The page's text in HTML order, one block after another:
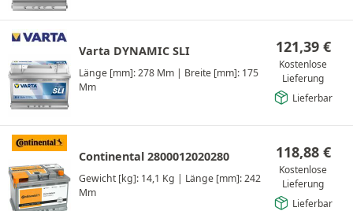
Varta DYNAMIC SLI
Länge [mm]: 278 Mm | Breite [mm]: 175
Mm
121,39 €
Kostenlose
Lieferung
Lieferbar
Continental 2800012020280
Gewicht [kg]: 14,1 Kg | Länge [mm]: 242
Mm
118,88 €
Kostenlose
Lieferung
Lieferbar